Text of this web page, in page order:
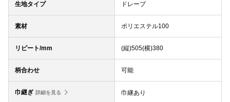
生地タイプ ドレープ
素材 ポリエステル100
リピート/mm (縦)505(横)380
柄合わせ 可能
巾継ぎ 詳細を見る 巾継あり